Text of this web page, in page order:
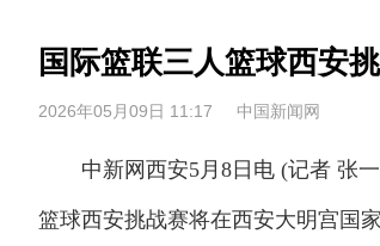
国际篮联三人篮球西安
2026年05月09日 11:17 中国新闻网
中新网西安5月8日电 (记者 张一
篮球西安挑战赛将在西安大明宫国